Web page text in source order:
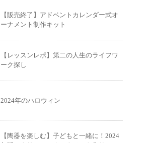
【販売終了】アドベントカレンダー式オ
ーナメント制作キット
【レッスンレポ】第二の人生のライフワ
ーク探し
2024年のハロウィン
【陶器を楽しむ】子どもと一緒に！2024